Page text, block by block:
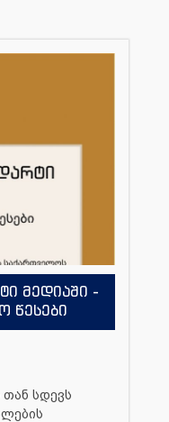
მედიაში -
წესები
სდევს